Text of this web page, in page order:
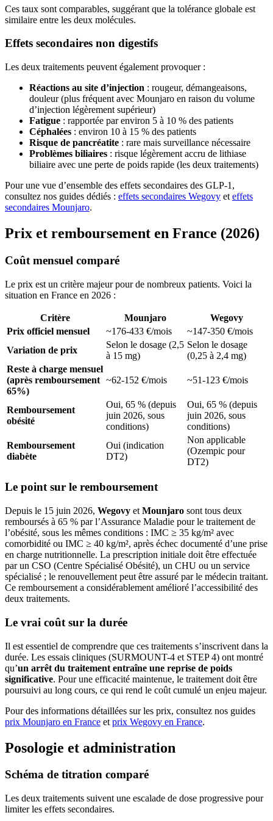
Ces taux sont comparables, suggérant que la tolérance globale est
similaire entre les deux molécules.
Effets secondaires non digestifs
Les deux traitements peuvent également provoquer :
Réactions au site d’injection : rougeur, démangeaisons,
douleur (plus fréquent avec Mounjaro en raison du volume
d’injection légèrement supérieur)
Fatigue : rapportée par environ 5 à 10 % des patients
Céphalées : environ 10 à 15 % des patients
Risque de pancréatite : rare mais surveillance nécessaire
Problèmes biliaires : risque légèrement accru de lithiase
biliaire avec une perte de poids rapide (les deux traitements)
Pour une vue d’ensemble des effets secondaires des GLP-1,
consultez nos guides dédiés : effets secondaires Wegovy et effets
secondaires Mounjaro.
Prix et remboursement en France (2026)
Coût mensuel comparé
Le prix est un critère majeur pour de nombreux patients. Voici la
situation en France en 2026 :
Critère Mounjaro
Wegovy
Prix officiel mensuel
~176-433 €/mois
~147-350 €/mois
Variation de prix
Selon le dosage (2,5
à 15 mg)
Selon le dosage
(0,25 à 2,4 mg)
Reste à charge mensuel
(après remboursement
65%)
~62-152 €/mois ~51-123 €/mois
Remboursement
obésité
Oui, 65 % (depuis
juin 2026, sous
conditions)
Oui, 65 % (depuis
juin 2026, sous
conditions)
Remboursement
diabète
Oui (indication
DT2)
Non applicable
(Ozempic pour
DT2)
Le point sur le remboursement
Depuis le 15 juin 2026, Wegovy et Mounjaro sont tous deux
remboursés à 65 % par l’Assurance Maladie pour le traitement de
l’obésité, sous les mêmes conditions : IMC ≥ 35 kg/m² avec
comorbidité ou IMC ≥ 40 kg/m², après échec documenté d’une prise
en charge nutritionnelle. La prescription initiale doit être effectuée
par un CSO (Centre Spécialisé Obésité), un CHU ou un service
spécialisé ; le renouvellement peut être assuré par le médecin traitant.
Ce remboursement a considérablement amélioré l’accessibilité des
deux traitements.
Le vrai coût sur la durée
Il est essentiel de comprendre que ces traitements s’inscrivent dans la
durée. Les essais cliniques (SURMOUNT-4 et STEP 4) ont montré
qu’un arrêt du traitement entraîne une reprise de poids
significative. Pour une efficacité maintenue, le traitement doit être
poursuivi au long cours, ce qui rend le coût cumulé un enjeu majeur.
Pour des informations détaillées sur les prix, consultez nos guides
prix Mounjaro en France et prix Wegovy en France.
Posologie et administration
Schéma de titration comparé
Les deux traitements suivent une escalade de dose progressive pour
limiter les effets secondaires.